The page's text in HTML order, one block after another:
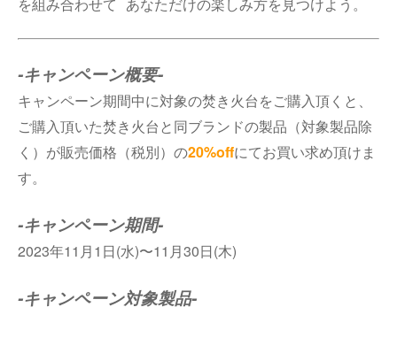
-キャンペーン概要-
キャンペーン期間中に対象の焚き火台をご購入頂くと、
ご購入頂いた焚き火台と同ブランドの製品（対象製品除
く）が販売価格（税別）の20%offにてお買い求め頂けま
す。
-キャンペーン期間-
2023年11月1日(水)〜11月30日(木)
-キャンペーン対象製品-